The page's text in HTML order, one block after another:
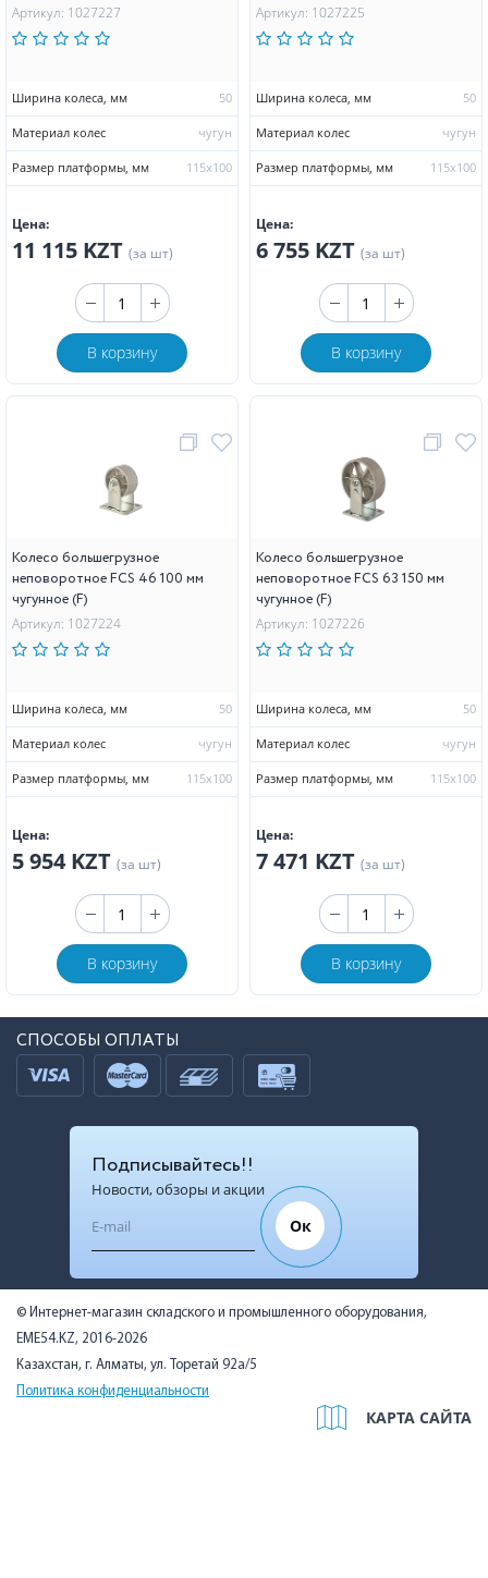
Артикул: 1027227
Ширина колеса, мм 50
Материал колес чугун
Размер платформы, мм 115х100
Цена:
11 115 KZT (за шт)
В корзину
Артикул: 1027225
Ширина колеса, мм 50
Материал колес чугун
Размер платформы, мм 115х100
Цена:
6 755 KZT (за шт)
В корзину
Колесо большегрузное
неповоротное FCS 46 100 мм
чугунное (F)
Артикул: 1027224
Ширина колеса, мм 50
Материал колес чугун
Размер платформы, мм 115х100
Цена:
5 954 KZT (за шт)
В корзину
Колесо большегрузное
неповоротное FCS 63 150 мм
чугунное (F)
Артикул: 1027226
Ширина колеса, мм 50
Материал колес чугун
Размер платформы, мм 115х100
Цена:
7 471 KZT (за шт)
В корзину
СПОСОБЫ ОПЛАТЫ
Подписывайтесь!!
Новости, обзоры и акции
Ок
© Интернет-магазин складского и промышленного оборудования,
EME54.KZ, 2016-2026
Казахстан, г. Алматы, ул. Торетай 92а/5
Политика конфиденциальности
КАРТА САЙТА